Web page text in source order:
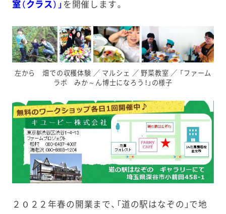
室（クラス）」 を開催します。
左から 畑での収穫体験 ／ マルシェ ／ 野菜教室 ／ 「ファーム
ラボ みか～ん博士になろう！」の様子
２０２２年春の開業まで、「道の駅はなぞの」で地